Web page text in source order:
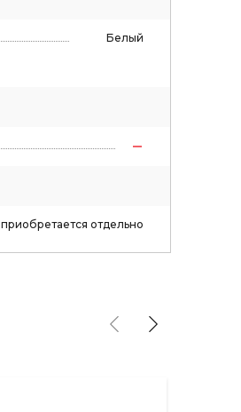
Белый
приобретается отдельно